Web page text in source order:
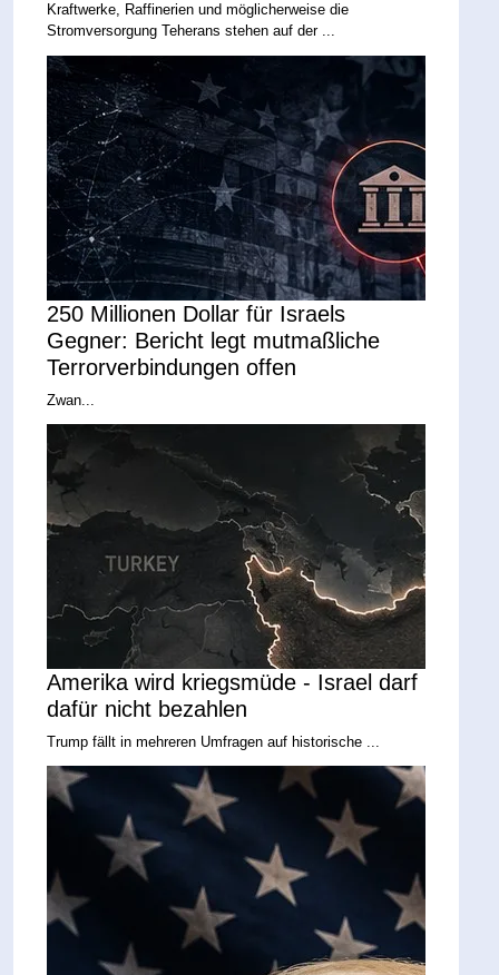
Kraftwerke, Raffinerien und möglicherweise die
Stromversorgung Teherans stehen auf der ...
250 Millionen Dollar für Israels
Gegner: Bericht legt mutmaßliche
Terrorverbindungen offen
Zwan...
Amerika wird kriegsmüde - Israel darf
dafür nicht bezahlen
Trump fällt in mehreren Umfragen auf historische ...